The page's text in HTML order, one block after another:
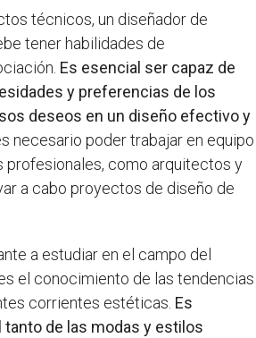
técnicos, un diseñador de
tener habilidades de
Es esencial ser capaz de
y preferencias de los
deseos en un diseño efectivo y
necesario poder trabajar en equipo
profesionales, como arquitectos y
a cabo proyectos de diseño de
a estudiar en el campo del
el conocimiento de las tendencias
corrientes estéticas. Es
de las modas y estilos